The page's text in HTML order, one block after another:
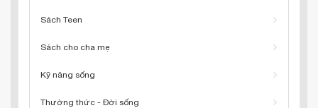
Sách Teen
Sách cho cha mẹ
Kỹ năng sống
Thường thức - Đời sống